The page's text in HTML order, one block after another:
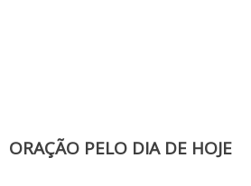
ORAÇÃO PELO DIA DE HOJE